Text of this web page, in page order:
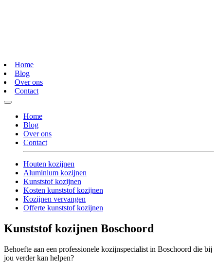
Home
Blog
Over ons
Contact
Home
Blog
Over ons
Contact
Houten kozijnen
Aluminium kozijnen
Kunststof kozijnen
Kosten kunststof kozijnen
Kozijnen vervangen
Offerte kunststof kozijnen
Kunststof kozijnen Boschoord
Behoefte aan een professionele kozijnspecialist in Boschoord die bij
jou verder kan helpen?